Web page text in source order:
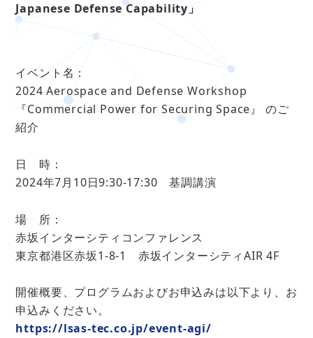
Japanese Defense Capability」
イベント名：
2024 Aerospace and Defense Workshop
『Commercial Power for Securing Space』 のご
紹介
日 時：
2024年7月10日9:30-17:30 基調講演
場 所：
赤坂インターシティコンファレンス
東京都港区赤坂1-8-1 赤坂インターシティAIR 4F
開催概要、プログラムおよびお申込みは以下より、お
申込みください。
https://lsas-tec.co.jp/event-agi/